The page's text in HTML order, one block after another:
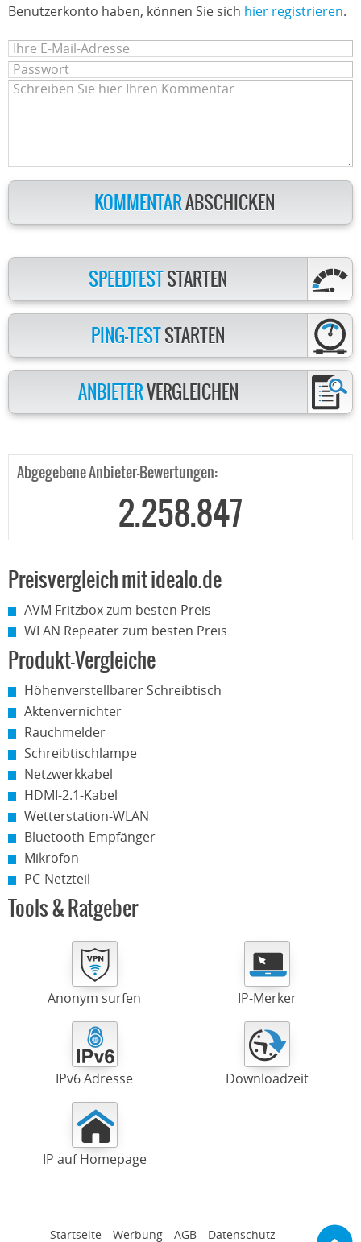
Benutzerkonto haben, können Sie sich hier registrieren.
KOMMENTARABSCHICKEN
SPEEDTESTSTARTEN
PING-TESTSTARTEN
ANBIETERVERGLEICHEN
Abgegebene Anbieter-Bewertungen:
2.258.847
Preisvergleich mit idealo.de
AVM Fritzbox zum besten Preis
WLAN Repeater zum besten Preis
Produkt-Vergleiche
Höhenverstellbarer Schreibtisch
Aktenvernichter
Rauchmelder
Schreibtischlampe
Netzwerkkabel
HDMI-2.1-Kabel
Wetterstation-WLAN
Bluetooth-Empfänger
Mikrofon
PC-Netzteil
Tools & Ratgeber
Anonym surfen IP-Merker
IPv6 Adresse Downloadzeit
IP auf Homepage
Startseite Werbung AGB Datenschutz